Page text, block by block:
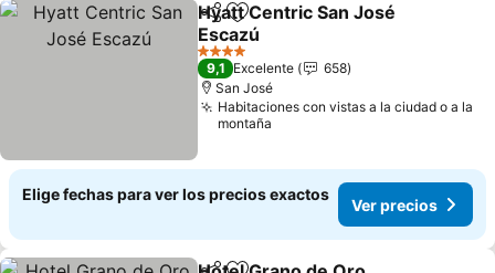
CompartirAgregar a favoritos
Hyatt Centric San José
Escazú
Ver precios
4 Estrellas
9,1 Excelente
658
San José
Habitaciones con vistas a la ciudad o a la
montaña
Elige fechas para ver los precios exactos
Ver precios